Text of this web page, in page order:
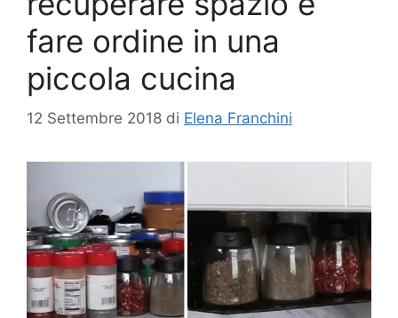
fare ordine in una
piccola cucina
12 Settembre 2018 di Elena Franchini